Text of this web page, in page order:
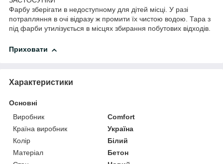
Фарбу зберігати в недоступному для дітей місці. У разі
потрапляння в очі відразу ж промити їх чистою водою. Тара з
під фарби утилізується в місцях збирання побутових відходів.
Приховати
Характеристики
Основні
Виробник
Comfort
Країна виробник
Україна
Колір
Білий
Матеріал
Бетон